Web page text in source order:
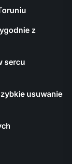
z
sercu
usuwanie